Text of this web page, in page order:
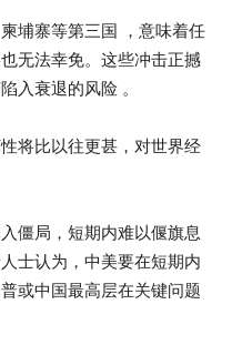
埔寨等第三国 ，意味着任
无法幸免。这些冲击正撼
入衰退的风险 。
将比以往更甚，对世界经
僵局，短期内难以偃旗息
士认为，中美要在短期内
或中国最高层在关键问题